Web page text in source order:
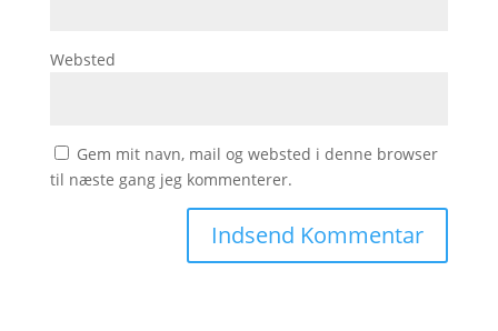
Websted
Gem mit navn, mail og websted i denne browser
til næste gang jeg kommenterer.